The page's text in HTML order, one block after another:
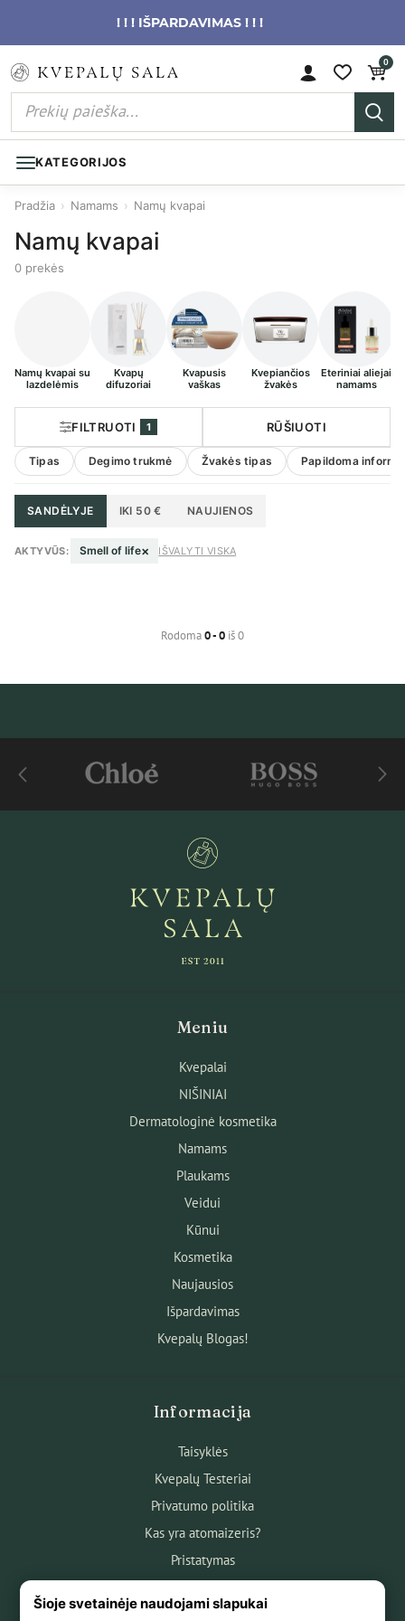
! ! ! IŠPARDAVIMAS ! ! !
0
KATEGORIJOS
Pradžia › Namams › Namų kvapai
Namų kvapai
0 prekės
Namų kvapai su
lazdelėmis
Kvapų
difuzoriai
Kvapusis
vaškas
Kvepiančios
žvakės
Eteriniai aliejai
namams
FILTRUOTI 1
Tipas Degimo trukmė Žvakės tipas Papildoma
RŪŠIUOTI
SANDĖLYJE IKI 50 € NAUJIENOS
AKTYVŪS: Smell of life× IŠVALYTI VISKĄ
Rodoma0 - 0 iš 0
Meniu
Kvepalai
NIŠINIAI
Dermatologinė kosmetika
Namams
Plaukams
Veidui
Kūnui
Kosmetika
Naujausios
Išpardavimas
Kvepalų Blogas!
Informacija
Taisyklės
Kvepalų Testeriai
Privatumo politika
Kas yra atomaizeris?
Pristatymas
Apie mus
Šioje svetainėje naudojami slapukai